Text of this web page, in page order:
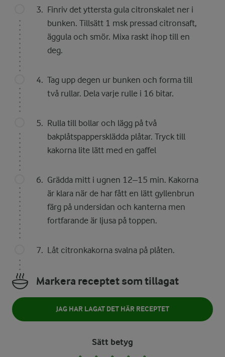
Finriv det yttersta gula citronskalet ner i
bunken. Tillsätt 1 msk pressad citronsaft,
äggula och smör. Mixa raskt ihop till en
deg.
Tag upp degen ur bunken och forma till
två rullar. Dela varje rulle i 16 bitar.
Rulla till bollar och lägg på två
bakplåtspappersklädda plåtar. Tryck till
kakorna lite lätt med en gaffel
Grädda mitt i ugnen 12–15 min. Kakorna
är klara när de har fått en lätt gyllenbrun
färg på undersidan och kanterna men
fortfarande är ljusa på toppen.
Låt citronkakorna svalna på plåten.
Markera receptet som tillagat
JAG HAR LAGAT DET HÄR RECEPTET
Sätt betyg